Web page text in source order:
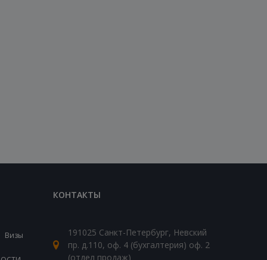
Визы
КОНТАКТЫ
191025 Санкт-Петербург, Невский
пр. д.110, оф. 4 (бухгалтерия) оф. 2
(отдел продаж)